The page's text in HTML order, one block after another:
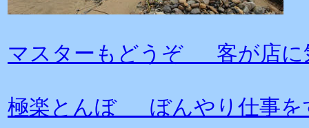
マスターもどうぞ 客が店に
極楽とんぼ ぼんやり仕事を